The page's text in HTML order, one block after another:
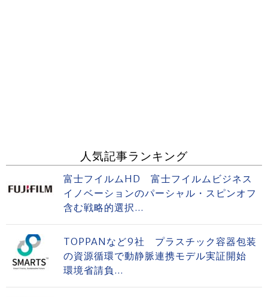
人気記事ランキング
富士フイルムHD 富士フイルムビジネス
イノベーションのパーシャル・スピンオフ
含む戦略的選択...
TOPPANなど9社 プラスチック容器包装
の資源循環で動静脈連携モデル実証開始
環境省請負...